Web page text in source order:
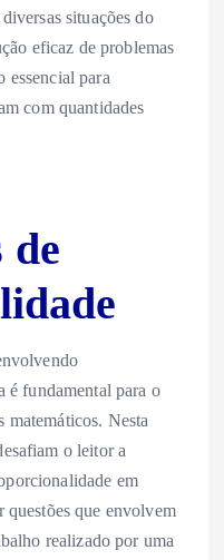
situações do
eficaz de problemas
essencial para
com quantidades
de
é fundamental para o
matemáticos. Nesta
o leitor a
em
questões que envolvem
realizado por uma